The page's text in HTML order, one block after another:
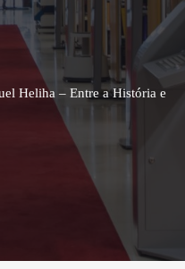
Heliha – Entre a História e